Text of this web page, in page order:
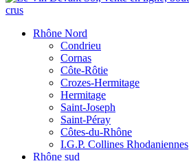
Rhône Nord
Condrieu
Cornas
Côte-Rôtie
Crozes-Hermitage
Hermitage
Saint-Joseph
Saint-Péray
Côtes-du-Rhône
I.G.P. Collines Rhodaniennes
Rhône sud